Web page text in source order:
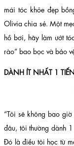
mái tóc khỏe đẹp
Olivia chia sẻ. Một
hồ bơi, hãy làm ướt
rào” bao bọc và bảo
DÀNH ÍT NHẤT 1
“Tôi sẽ không bao
đâu, tôi thường dành
Đó là điều tôi học từ